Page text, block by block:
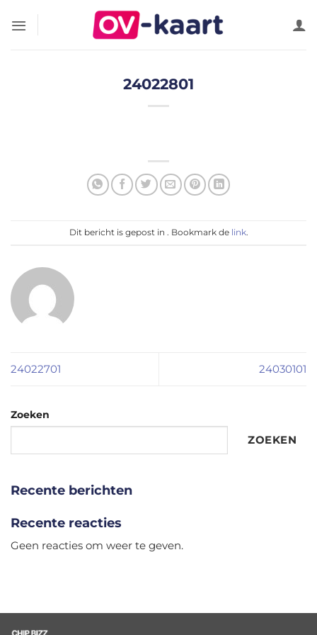
naar
24022801
Dit bericht is gepost in . Bookmark de link.
24022701 24030101
Zoeken
ZOEKEN
Recente berichten
Recente reacties
Geen reacties om weer te geven.